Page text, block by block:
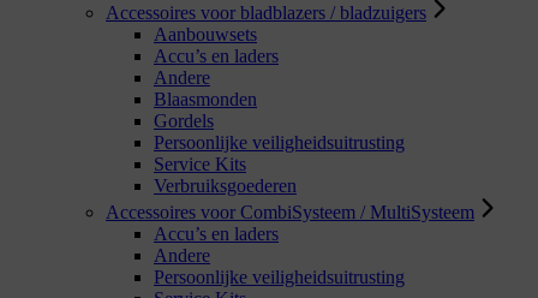
Accessoires voor bladblazers / bladzuigers
Aanbouwsets
Accu’s en laders
Andere
Blaasmonden
Gordels
Persoonlijke veiligheidsuitrusting
Service Kits
Verbruiksgoederen
Accessoires voor CombiSysteem / MultiSysteem
Accu’s en laders
Andere
Persoonlijke veiligheidsuitrusting